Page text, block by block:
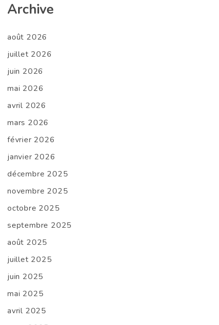
Archive
août 2026
juillet 2026
juin 2026
mai 2026
avril 2026
mars 2026
février 2026
janvier 2026
décembre 2025
novembre 2025
octobre 2025
septembre 2025
août 2025
juillet 2025
juin 2025
mai 2025
avril 2025